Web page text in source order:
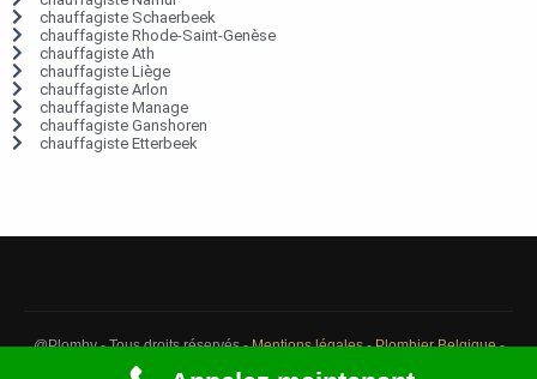
chauffagiste Schaerbeek
chauffagiste Rhode-Saint-Genèse
chauffagiste Ath
chauffagiste Liège
chauffagiste Arlon
chauffagiste Manage
chauffagiste Ganshoren
chauffagiste Etterbeek
@Plomby - Tous droits réservés -Mentions légales-Plombier Belgique-
Débouchage Belgique